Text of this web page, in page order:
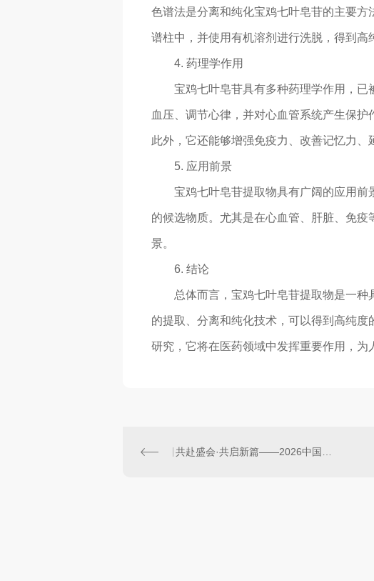
色谱法是分离和纯化宝鸡七叶皂苷的主要
谱柱中，并使用有机溶剂进行洗脱，得到高
4. 药理学作用
宝鸡七叶皂苷具有多种药理学作用，
血压、调节心律，并对心血管系统产生保护
此外，它还能够增强免疫力、改善记忆力、
5. 应用前景
宝鸡七叶皂苷提取物具有广阔的应用
的候选物质。尤其是在心血管、肝脏、免
景。
6. 结论
总体而言，宝鸡七叶皂苷提取物是一
的提取、分离和纯化技术，可以得到高纯
研究，它将在医药领域中发挥重要作用，为
共赴盛会·共启新篇——2026中国（广州）天然植物提取及健康原料产业博览会